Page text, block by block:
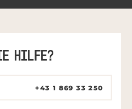
HILFE?
+43 1 869 33 250